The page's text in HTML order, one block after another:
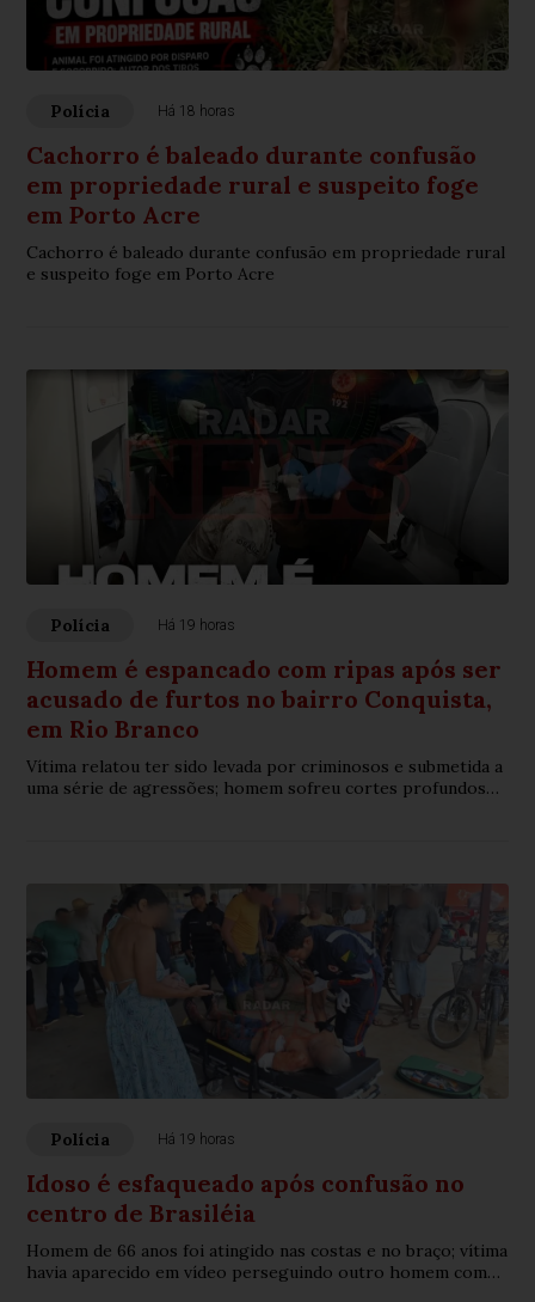
Polícia Há 18 horas
Cachorro é baleado durante confusão
em propriedade rural e suspeito foge
em Porto Acre
Cachorro é baleado durante confusão em propriedade rural
e suspeito foge em Porto Acre
Polícia Há 19 horas
Homem é espancado com ripas após ser
acusado de furtos no bairro Conquista,
em Rio Branco
Vítima relatou ter sido levada por criminosos e submetida a
uma série de agressões; homem sofreu cortes profundos
Polícia Há 19 horas
Idoso é esfaqueado após confusão no
centro de Brasiléia
Homem de 66 anos foi atingido nas costas e no braço; vítima
havia aparecido em vídeo perseguindo outro homem com